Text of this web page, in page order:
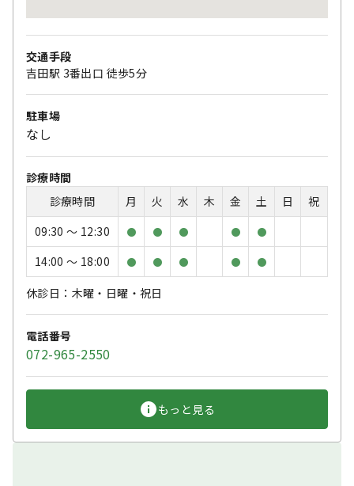
交通手段
吉田駅 3番出口 徒歩5分
駐車場
なし
診療時間
診療時間
月 火 水 木 金 土 日
祝
09:30 〜 12:30
● ● ● ● ●
14:00 〜 18:00 ● ● ● ● ●
休診日：木曜・日曜・祝日
電話番号
072-965-2550
もっと見る